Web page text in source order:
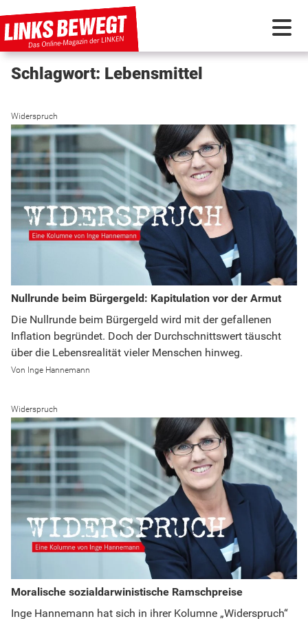
PARTEI IN BEWEGUNG
PROGRAMMDEBATTE
KUNSTSTOFF
DISKUSSIONSSTOFF
Schlagwort: Lebensmittel
Widerspruch
Nullrunde beim Bürgergeld: Kapitulation vor der Armut
Die Nullrunde beim Bürgergeld wird mit der gefallenen
Inflation begründet. Doch der Durchschnittswert täuscht
über die Lebensrealität vieler Menschen hinweg.
Inge Hannemann
Widerspruch
Moralische sozialdarwinistische Ramschpreise
Inge Hannemann hat sich in ihrer Kolumne „Widerspruch“